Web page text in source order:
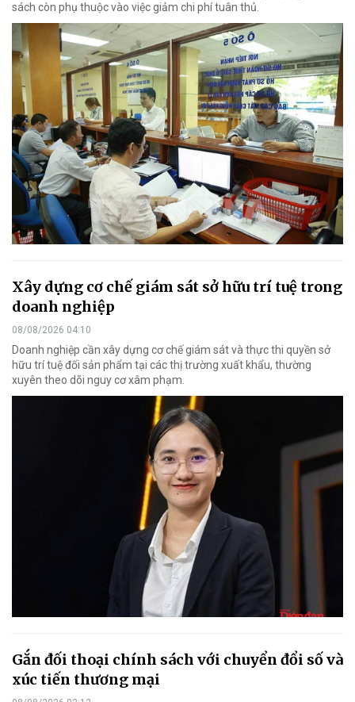
sách còn phụ thuộc vào việc giảm chi phí tuân thủ.
Xây dựng cơ chế giám sát sở hữu trí tuệ trong
doanh nghiệp
08/08/2026 04:10
Doanh nghiệp cần xây dựng cơ chế giám sát và thực thi quyền sở
hữu trí tuệ đối sản phẩm tại các thị trường xuất khẩu, thường
xuyên theo dõi nguy cơ xâm phạm.
Gắn đối thoại chính sách với chuyển đổi số và
xúc tiến thương mại